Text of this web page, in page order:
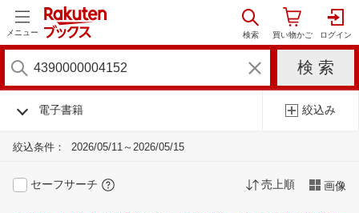
メニュー
電子書籍 絞込み
絞込条件： 2026/05/11～2026/05/15
セーフサーチ 売上順 画像